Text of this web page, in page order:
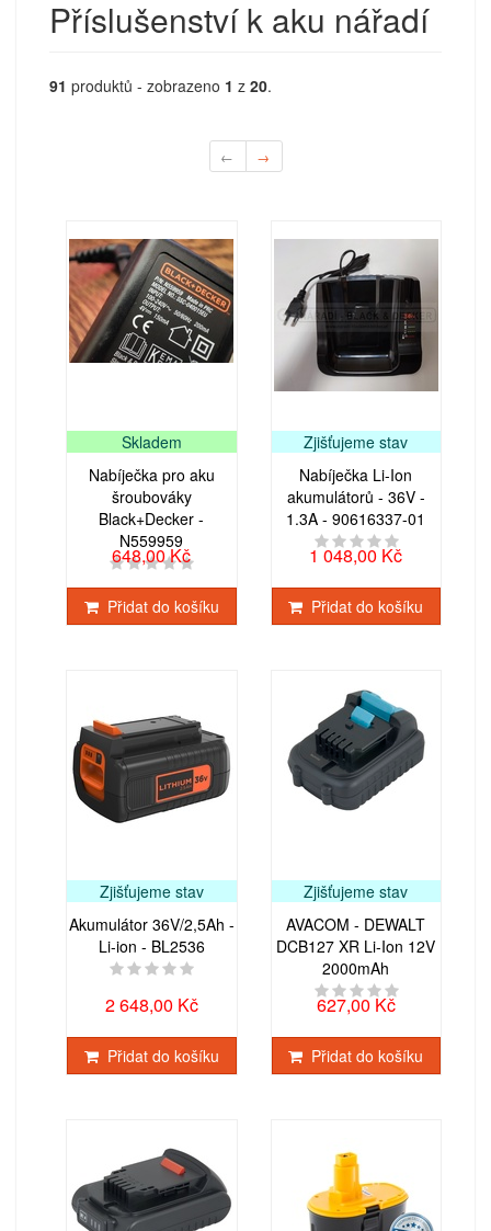
Příslušenství k aku nářadí
91 produktů - zobrazeno 1 z 20.
← →
Skladem
Nabíječka pro aku
šroubováky
Black+Decker -
N559959
648,00 Kč
Přidat do košíku
Zjišťujeme stav
Nabíječka Li-Ion
akumulátorů - 36V -
1.3A - 90616337-01
1 048,00 Kč
Přidat do košíku
Zjišťujeme stav
Akumulátor 36V/2,5Ah -
Li-ion - BL2536
2 648,00 Kč
Přidat do košíku
Zjišťujeme stav
AVACOM - DEWALT
DCB127 XR Li-Ion 12V
2000mAh
627,00 Kč
Přidat do košíku